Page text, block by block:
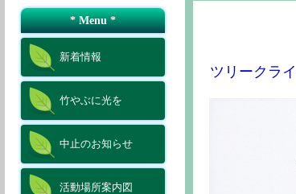
* Menu *
新着情報
竹やぶに光を
中止のお知らせ
活動場所案内図
ツリークラ